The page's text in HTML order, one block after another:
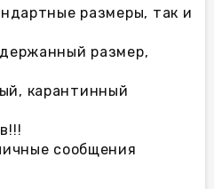
размеры, так и
размер,
карантинный
сообщения